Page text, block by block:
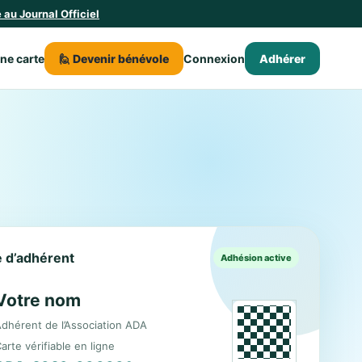
Journal Officiel
carte 🙋 Devenir bénévole Connexion Adhérer
Adhésion active
nom
de l’Association ADA
vérifiable en ligne